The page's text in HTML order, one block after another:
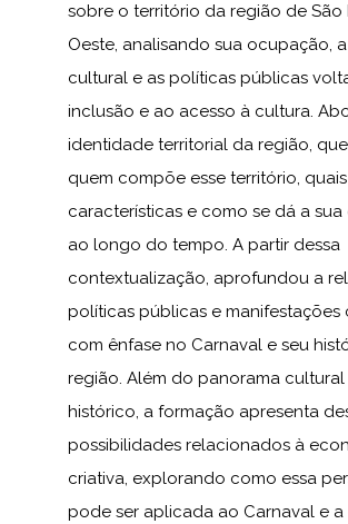
sobre o território da região de São
Oeste, analisando sua ocupação,
cultural e as políticas públicas
inclusão e ao acesso à cultura.
identidade territorial da região,
quem compõe esse território,
características e como se dá a
ao longo do tempo. A partir dessa
contextualização, aprofundou a
políticas públicas e manifestações
com ênfase no Carnaval e seu
região. Além do panorama cultural
histórico, a formação apresenta
possibilidades relacionados à
criativa, explorando como essa
pode ser aplicada ao Carnaval e a